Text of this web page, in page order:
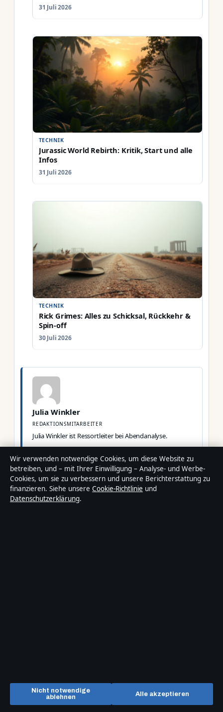
31 Juli 2026
TECHNIK
Jurassic World Rebirth: Kritik, Start und alle
Infos
31 Juli 2026
TECHNIK
Rick Grimes: Alles zu Schicksal, Rückkehr &
Spin-off
30 Juli 2026
Julia Winkler
REDAKTIONSMITARBEITER
Julia Winkler ist Ressortleiter bei Abendanalyse.
TECHNIK
DEEPL DEUTSCH-ENGLISCH: ÜBERSETZUNG, VERGLEICH &
TIPPS
IPHONE 12 128 GB: PREIS, TEST & PROBLEME – LOHNT
SICH DER KAUF
Vermögen
August 2, 2026
Wir verwenden notwendige Cookies, um diese Website zu
betreiben, und – mit Ihrer Einwilligung – Analyse- und Werbe-
Cookies, um sie zu verbessern und unsere Berichterstattung zu
finanzieren. Siehe unsere Cookie-Richtlinie und
Datenschutzerklärung.
Nicht notwendige
ablehnen
Alle akzeptieren